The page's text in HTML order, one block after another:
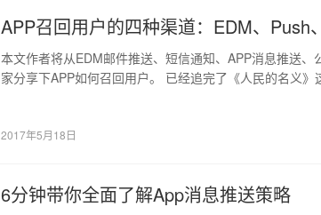
APP召回用户的四种渠道：EDM、Push
本文作者将从EDM邮件推送、短信通知、APP消息推送
家分享下APP如何召回用户。 已经追完了《人民的名义
2017年5月18日
6分钟带你全面了解App消息推送策略